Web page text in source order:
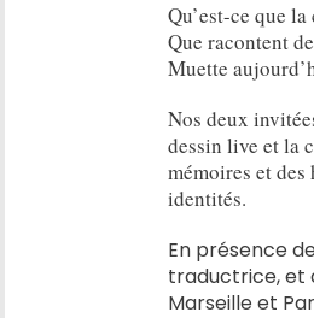
Qu’est-ce que
Que racontent
Muette
Nos deux
dessin live et la
mémoires et
identités.
En présence
traductrice, et
Marseille et